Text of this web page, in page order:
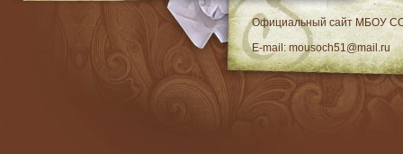
Официальный сайт МБОУ
E-mail: mousoch51@mail.ru
RSS